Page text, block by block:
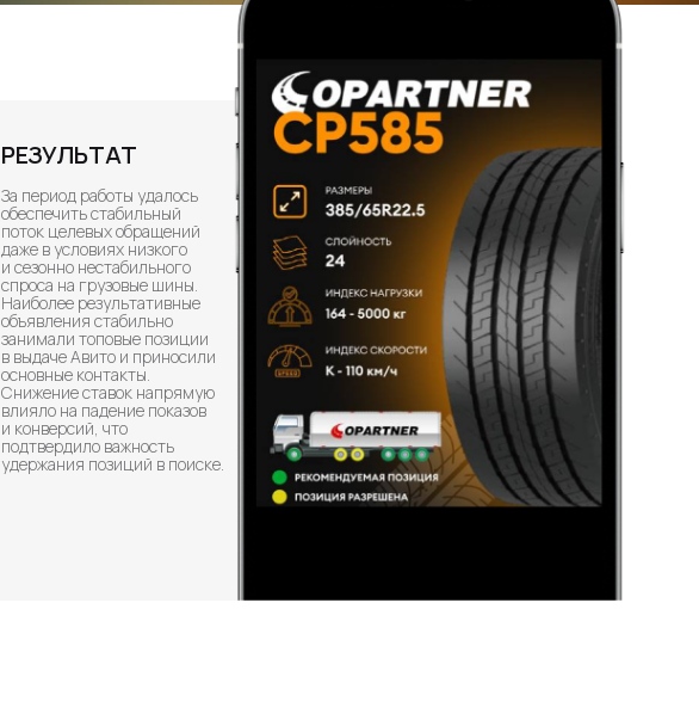
За период работы удалось
обеспечить стабильный
поток целевых обращений
даже в условиях низкого
и сезонно нестабильного
спроса на грузовые шины.
Наиболее результативные
объявления стабильно
занимали топовые позиции
в выдаче Авито и приносили
основные контакты.
Снижение ставок напрямую
влияло на падение показов
и конверсий, что
подтвердило важность
удержания позиций в поиске.
РЕЗУЛЬТАТ